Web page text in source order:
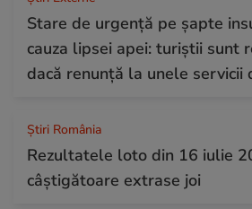
Stare de urgență pe șapte
cauza lipsei apei: turiștii sunt
dacă renunță la unele servicii
Știri România
Rezultatele loto din 16 iulie
câștigătoare extrase joi